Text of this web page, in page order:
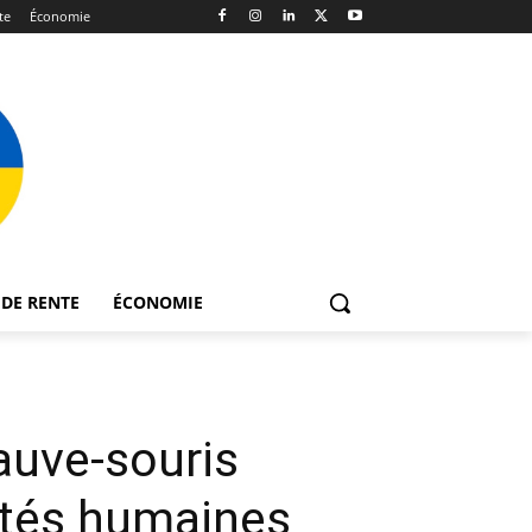
Économie
RENTE ÉCONOMIE
souris
humaines